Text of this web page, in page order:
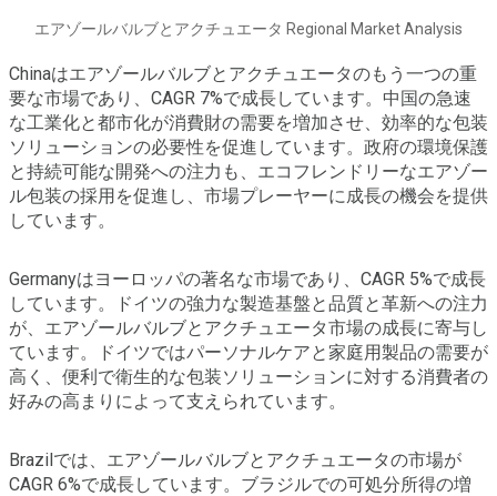
エアゾールバルブとアクチュエータ Regional Market Analysis
Chinaはエアゾールバルブとアクチュエータのもう一つの重
要な市場であり、CAGR 7%で成長しています。中国の急速
な工業化と都市化が消費財の需要を増加させ、効率的な包装
ソリューションの必要性を促進しています。政府の環境保護
と持続可能な開発への注力も、エコフレンドリーなエアゾー
ル包装の採用を促進し、市場プレーヤーに成長の機会を提供
しています。
Germanyはヨーロッパの著名な市場であり、CAGR 5%で成長
しています。ドイツの強力な製造基盤と品質と革新への注力
が、エアゾールバルブとアクチュエータ市場の成長に寄与し
ています。ドイツではパーソナルケアと家庭用製品の需要が
高く、便利で衛生的な包装ソリューションに対する消費者の
好みの高まりによって支えられています。
Brazilでは、エアゾールバルブとアクチュエータの市場が
CAGR 6%で成長しています。ブラジルでの可処分所得の増